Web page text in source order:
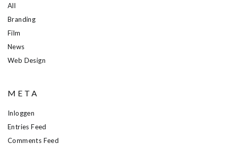
All
Branding
Film
News
Web Design
META
Inloggen
Entries Feed
Comments Feed